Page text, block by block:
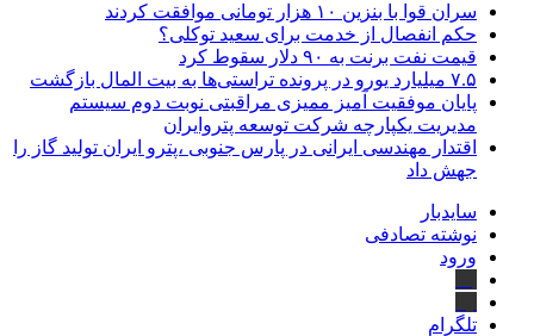
سران قوا با بنزین ۱۰ هزار تومانی موافقت کردند
حکم انفصال از خدمت برای سعید توکلی؟
قیمت نفت برنت به ۹۰ دلار سقوط کرد
۷.۵ میلیارد یورو در پرونده تراستی‌ها به بیت المال بازگشت
پایان موفقیت آمیز ممیزی مراقبتی نوبت دوم سیستم
مدیریت یکپارچه شرکت توسعه پتروایران
اقتدار مهندسی ایرانی در پارس جنوبی ،پترو ایران تولید گاز را
جهش داد
سایدبار
نوشته تصادفی
ورود
تلگرام